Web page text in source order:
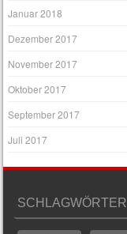
Januar 2018
Dezember 2017
November 2017
Oktober 2017
September 2017
Juli 2017
SCHLAGWÖRTER